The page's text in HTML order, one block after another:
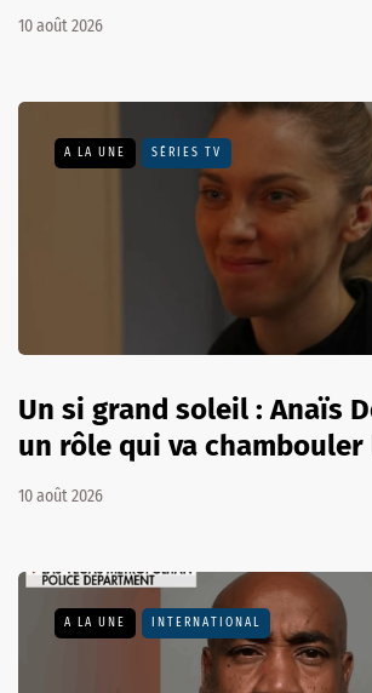
10 août 2026
A LA UNE SÉRIES TV
Un si grand soleil : Anaïs
un rôle qui va
10 août 2026
A LA UNE INTERNATIONAL